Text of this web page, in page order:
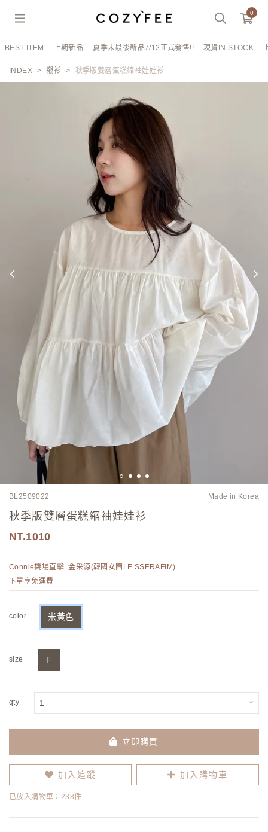
0
BEST ITEM 上期新品 夏季末最後新品7/12正式發售!! 現貨IN STOCK
INDEX 襯衫 秋季版雙層蛋糕縮袖娃娃衫
BL2509022 Made in Korea
秋季版雙層蛋糕縮袖娃娃衫
1010
Connie機場直擊_金采源(韓國女團LE SSERAFIM)
下單享免運費
color 米黃色
size F
qty
立即購買
加入追蹤 加入購物車
已放入購物車：238件